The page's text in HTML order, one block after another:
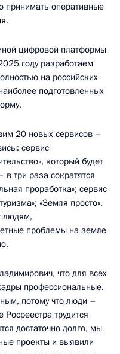
принимать оперативные
цифровой платформы
году разработаем
на российских
подготовленных
20 новых сервисов –
сервис
который будет
три раза сократятся
проработка»; сервис
«Земля просто».
людям,
проблемы на земле
что для всех
профессиональные.
потому что люди –
трудится
достаточно долго, мы
проекты и выявили